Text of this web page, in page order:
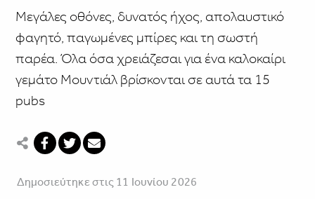
Μεγάλες οθόνες, δυνατός ήχος, απολαυστικό
φαγητό, παγωμένες μπίρες και τη σωστή
παρέα. Όλα όσα χρειάζεσαι για ένα καλοκαίρι
γεμάτο Μουντιάλ βρίσκονται σε αυτά τα 15
pubs
Δημοσιεύτηκε στις 11 Ιουνίου 2026